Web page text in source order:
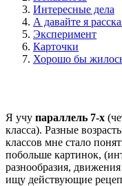
Интересные дела
А давайте я
Эксперимент
Карточки
Хорошо бы
Я учу параллель 7-х
класса). Разные
классов мне стало
побольше картинок,
разнообразия,
ищу действующие